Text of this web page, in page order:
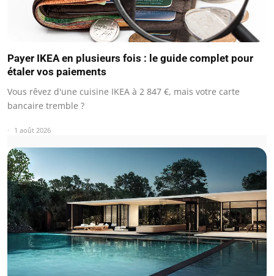
Payer IKEA en plusieurs fois : le guide complet pour
étaler vos paiements
Vous rêvez d'une cuisine IKEA à 2 847 €, mais votre carte
bancaire tremble ?
1 août 2026